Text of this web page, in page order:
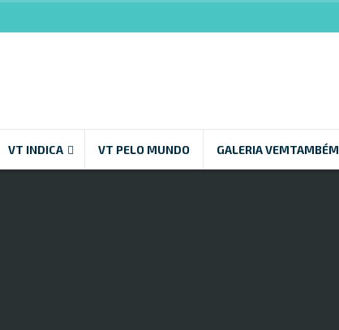
VT INDICA VT PELO MUNDO GALERIA VEMTAMBÉM